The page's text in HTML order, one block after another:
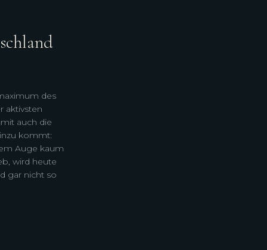
des
aktivsten
auch die
kommt:
Auge kaum
wird heute
gar nicht so